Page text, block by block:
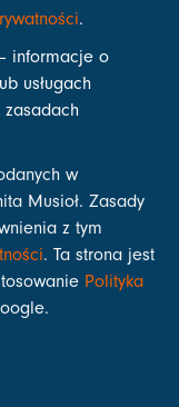
.
informacje o
usługach
zasadach
w
Musioł. Zasady
z tym
. Ta strona jest
Polityka